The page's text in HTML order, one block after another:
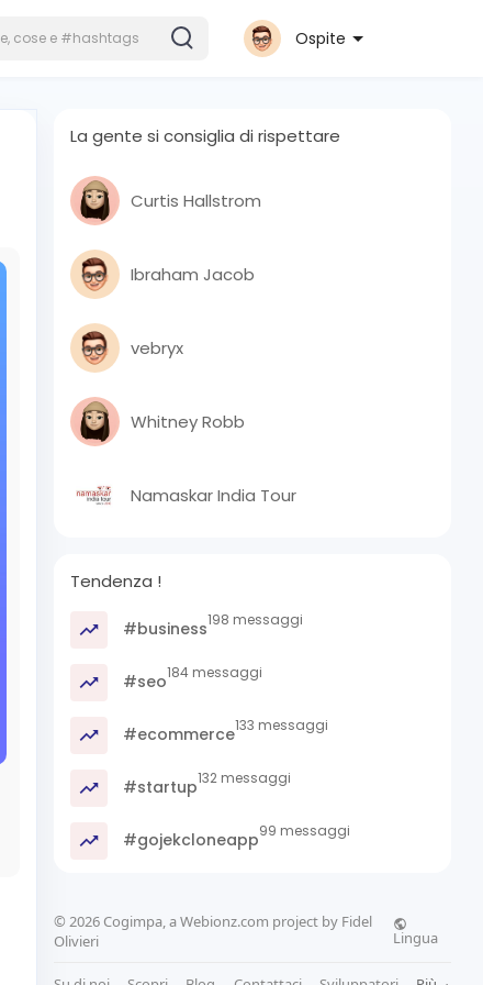
Ospite
La gente si consiglia di rispettare
Curtis Hallstrom
Ibraham Jacob
vebryx
Whitney Robb
Namaskar India Tour
Tendenza !
#business198 messaggi
#seo184 messaggi
#ecommerce133 messaggi
#startup132 messaggi
#gojekcloneapp99 messaggi
© 2026 Cogimpa, a Webionz.com project by Fidel
Olivieri
Lingua